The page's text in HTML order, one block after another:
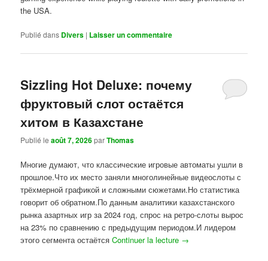
the USA.
Publié dans Divers | Laisser un commentaire
Sizzling Hot Deluxe: почему
фруктовый слот остаётся
хитом в Казахстане
Publié leaoût 7, 2026parThomas
Многие думают, что классические игровые автоматы ушли в
прошлое.Что их место заняли многолинейные видеослоты с
трёхмерной графикой и сложными сюжетами.Но статистика
говорит об обратном.По данным аналитики казахстанского
рынка азартных игр за 2024 год, спрос на ретро-слоты вырос
на 23% по сравнению с предыдущим периодом.И лидером
этого сегмента остаётсяContinuer la lecture →